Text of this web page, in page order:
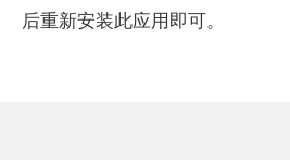
后重新安装此应用即可。